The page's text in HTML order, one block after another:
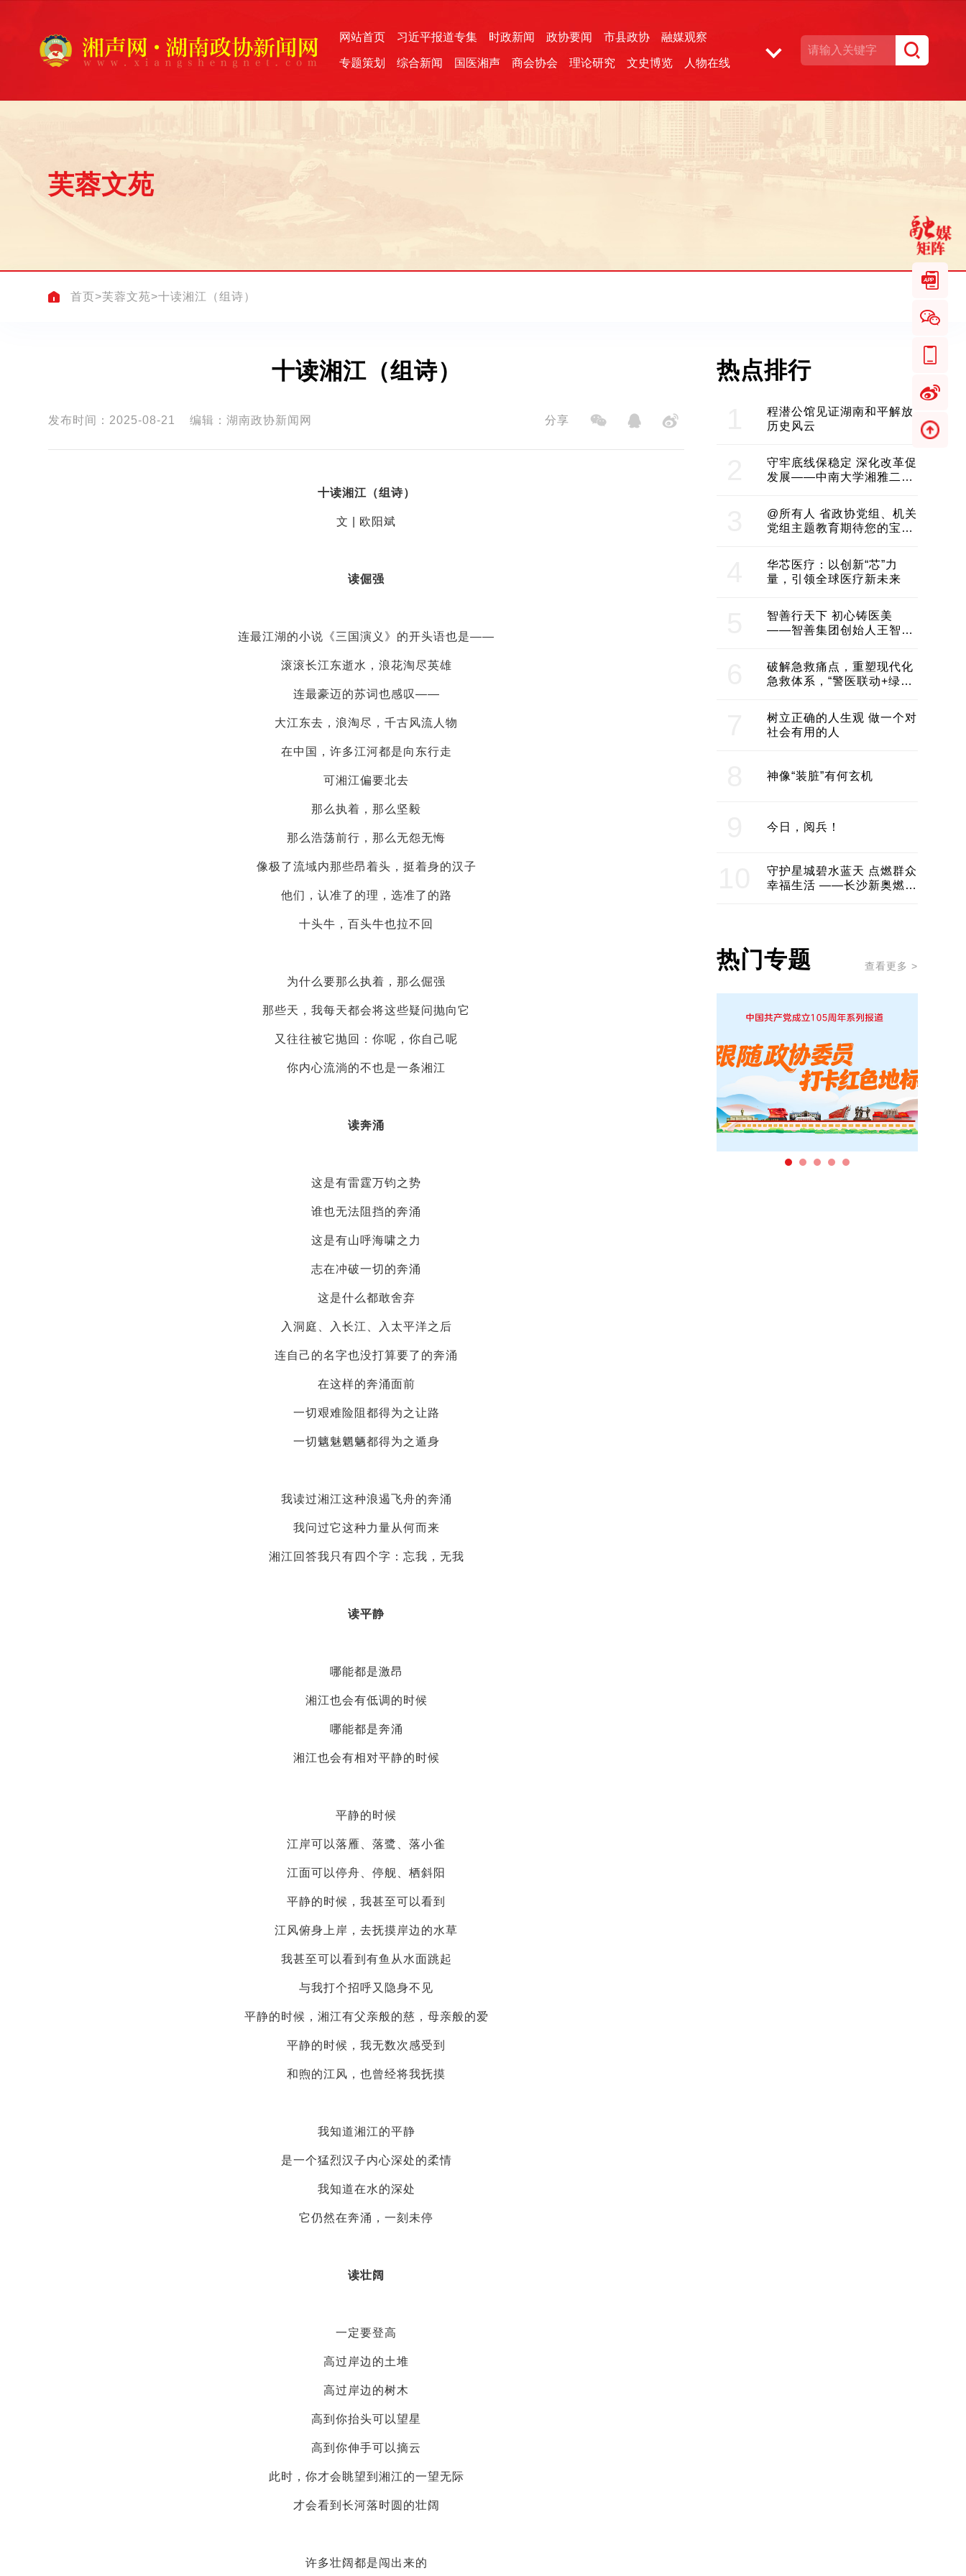
网站首页 习近平报道专集 时政新闻 政协要闻 市县政协 融媒观察
专题策划 综合新闻 国医湘声 商会协会 理论研究 文史博览 人物在线
芙蓉文苑
首页>芙蓉文苑>十读湘江（组诗）
十读湘江（组诗）
发布时间：2025-08-21 编辑：湖南政协新闻网 分享
十读湘江（组诗）
文 | 欧阳斌
读倔强
连最江湖的小说《三国演义》的开头语也是——
滚滚长江东逝水，浪花淘尽英雄
连最豪迈的苏词也感叹——
大江东去，浪淘尽，千古风流人物
在中国，许多江河都是向东行走
可湘江偏要北去
那么执着，那么坚毅
那么浩荡前行，那么无怨无悔
像极了流域内那些昂着头，挺着身的汉子
他们，认准了的理，选准了的路
十头牛，百头牛也拉不回
为什么要那么执着，那么倔强
那些天，我每天都会将这些疑问抛向它
又往往被它抛回：你呢，你自己呢
你内心流淌的不也是一条湘江
读奔涌
这是有雷霆万钧之势
谁也无法阻挡的奔涌
这是有山呼海啸之力
志在冲破一切的奔涌
这是什么都敢舍弃
入洞庭、入长江、入太平洋之后
连自己的名字也没打算要了的奔涌
在这样的奔涌面前
一切艰难险阻都得为之让路
一切魑魅魍魉都得为之遁身
我读过湘江这种浪遏飞舟的奔涌
我问过它这种力量从何而来
湘江回答我只有四个字：忘我，无我
读平静
哪能都是激昂
湘江也会有低调的时候
哪能都是奔涌
湘江也会有相对平静的时候
平静的时候
江岸可以落雁、落鹭、落小雀
江面可以停舟、停舰、栖斜阳
平静的时候，我甚至可以看到
江风俯身上岸，去抚摸岸边的水草
我甚至可以看到有鱼从水面跳起
与我打个招呼又隐身不见
平静的时候，湘江有父亲般的慈，母亲般的爱
平静的时候，我无数次感受到
和煦的江风，也曾经将我抚摸
我知道湘江的平静
是一个猛烈汉子内心深处的柔情
我知道在水的深处
它仍然在奔涌，一刻未停
读壮阔
一定要登高
高过岸边的土堆
高过岸边的树木
高到你抬头可以望星
高到你伸手可以摘云
此时，你才会眺望到湘江的一望无际
才会看到长河落时圆的壮阔
许多壮阔都是闯出来的
热点排行
程潜公馆见证湖南和平解放
历史风云
守牢底线保稳定 深化改革促
发展——中南大学湘雅二医
@所有人 省政协党组、机关
党组主题教育期待您的宝贵
华芯医疗：以创新“芯”力
量，引领全球医疗新未来
智善行天下 初心铸医美
——智善集团创始人王智带
建医美产业良性生态圈
破解急救痛点，重塑现代化
急救体系，“警医联动+绿波
树立正确的人生观 做一个对
社会有用的人
神像“装脏”有何玄机
今日，阅兵！
守护星城碧水蓝天 点燃群众
幸福生活 ——长沙新奥燃气
热门专题 查看更多 >